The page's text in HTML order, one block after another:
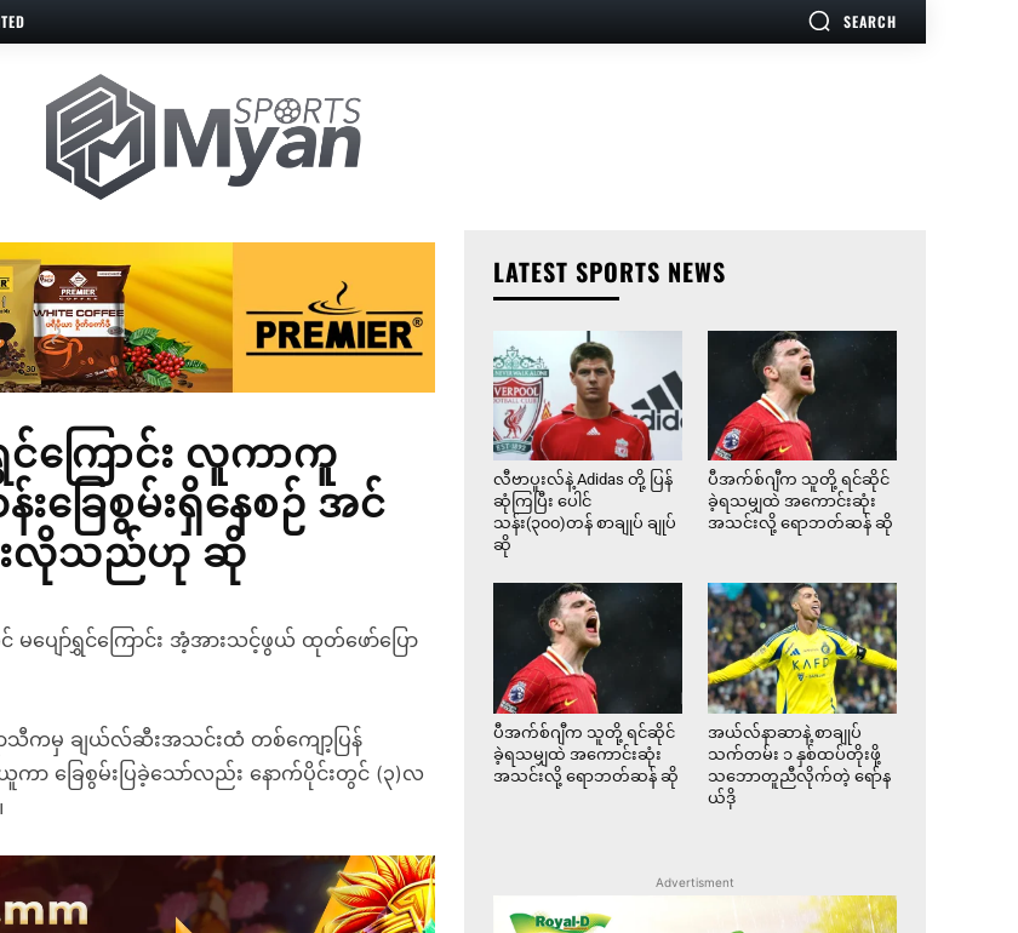
SEARCH
ကြောင်း လူကာကူ
းခြေစွမ်းရှိနေစဉ် အင်
းလိုသည်ဟု ဆို
ာ်ရွှင်ကြောင်း အံ့အားသင့်ဖွယ် ထုတ်ဖော်ပြော
ကမှ ချယ်လ်ဆီးအသင်းထံ တစ်ကျော့ပြန်
ကာ ခြေစွမ်းပြခဲ့သော်လည်း နောက်ပိုင်းတွင် (၃)လ
LATEST SPORTS NEWS
လီဗာပူးလ်နဲ့ Adidas တို့ ပြန်
ဆုံကြပြီး ပေါင်
သန်း(၃၀၀)တန် စာချုပ် ချုပ်
ဆို
ပီအက်စ်ဂျီက သူတို့ ရင်ဆိုင်
ခဲ့ရသမျှထဲ အကောင်းဆုံး
အသင်းလို့ ရောဘတ်ဆန် ဆို
ပီအက်စ်ဂျီက သူတို့ ရင်ဆိုင်
ခဲ့ရသမျှထဲ အကောင်းဆုံး
အသင်းလို့ ရောဘတ်ဆန် ဆို
အယ်လ်နာဆာနဲ့ စာချုပ်
သက်တမ်း ၁ နှစ်ထပ်တိုးဖို့
သဘောတူညီလိုက်တဲ့ ရော်န
ယ်ဒို
Advertisment